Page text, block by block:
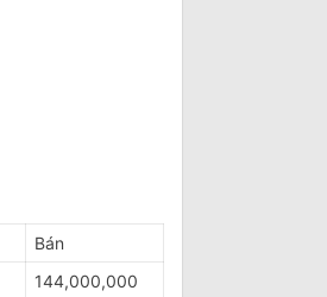
Bán
144,000,000